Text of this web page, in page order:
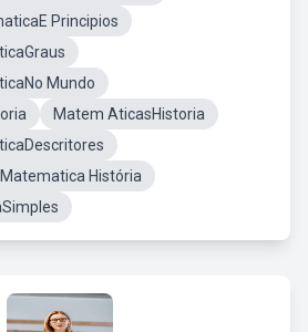
Principios
Mundo
Matem AticasHistoria
História